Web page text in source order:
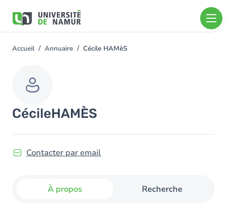
contenu
You
Accueil Annuaire Cécile HAMèS
CécileHAMÈS
Contacter par email
À propos Recherche